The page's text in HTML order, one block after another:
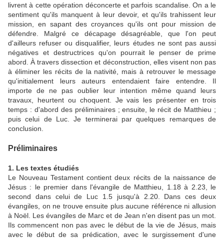
livrent à cette opération déconcerte et parfois scandalise. On a le
sentiment qu'ils manquent à leur devoir, et qu'ils trahissent leur
mission, en sapant des croyances qu'ils ont pour mission de
défendre. Malgré ce décapage désagréable, que l'on peut
d'ailleurs refuser ou disqualifier, leurs études ne sont pas aussi
négatives et destructrices qu'on pourrait le penser de prime
abord. À travers dissection et déconstruction, elles visent non pas
à éliminer les récits de la nativité, mais à retrouver le message
qu'initialement leurs auteurs entendaient faire entendre. Il
importe de ne pas oublier leur intention même quand leurs
travaux, heurtent ou choquent. Je vais les présenter en trois
temps : d'abord des préliminaires ; ensuite, le récit de Matthieu ;
puis celui de Luc. Je terminerai par quelques remarques de
conclusion.
Préliminaires
1. Les textes étudiés
Le Nouveau Testament contient deux récits de la naissance de
Jésus : le premier dans l'évangile de Matthieu, 1.18 à 2.23, le
second dans celui de Luc 1.5 jusqu'à 2.20. Dans ces deux
évangiles, on ne trouve ensuite plus aucune référence ni allusion
à Noël. Les évangiles de Marc et de Jean n'en disent pas un mot.
Ils commencent non pas avec le début de la vie de Jésus, mais
avec le début de sa prédication, avec le surgissement d'une